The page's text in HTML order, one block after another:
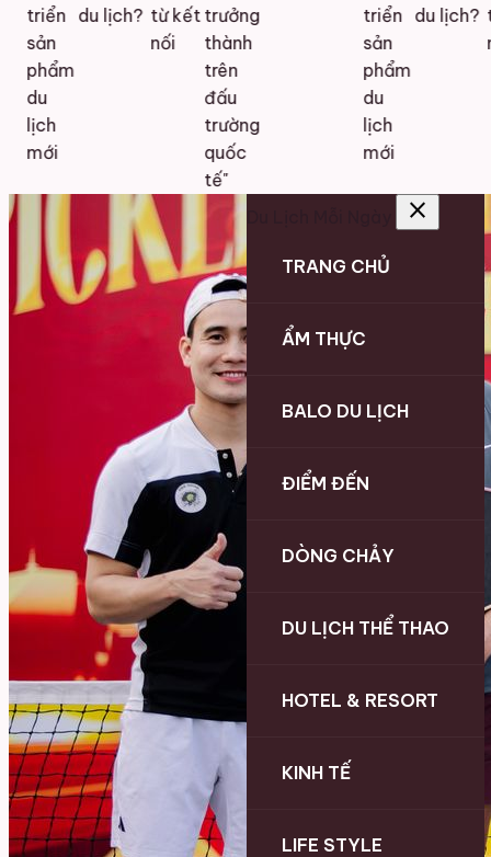
triển
sản
phẩm
du
lịch
mới
du lịch? từ kết
nối
trưởng
thành
trên
đấu
trường
quốc
tế"
triển
sản
phẩm
du
lịch
mới
du lịch?
close
TRANG CHỦ
ẨM THỰC
BALO DU LỊCH
ĐIỂM ĐẾN
DÒNG CHẢY
DU LỊCH THỂ THAO
HOTEL & RESORT
KINH TẾ
LIFE STYLE